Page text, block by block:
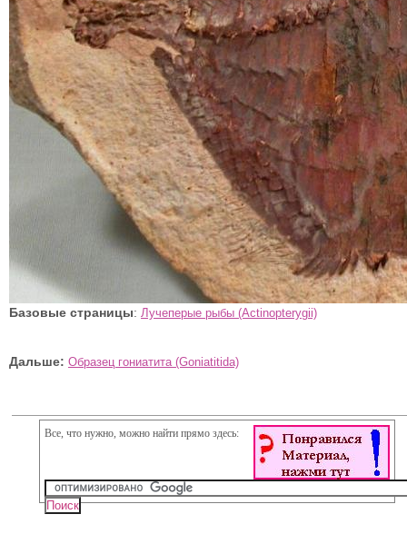
Базовые страницы: Лучеперые рыбы (Actinopterygii)
Дальше: Образец гониатита (Goniatitida)
Все, что нужно, можно найти прямо здесь: